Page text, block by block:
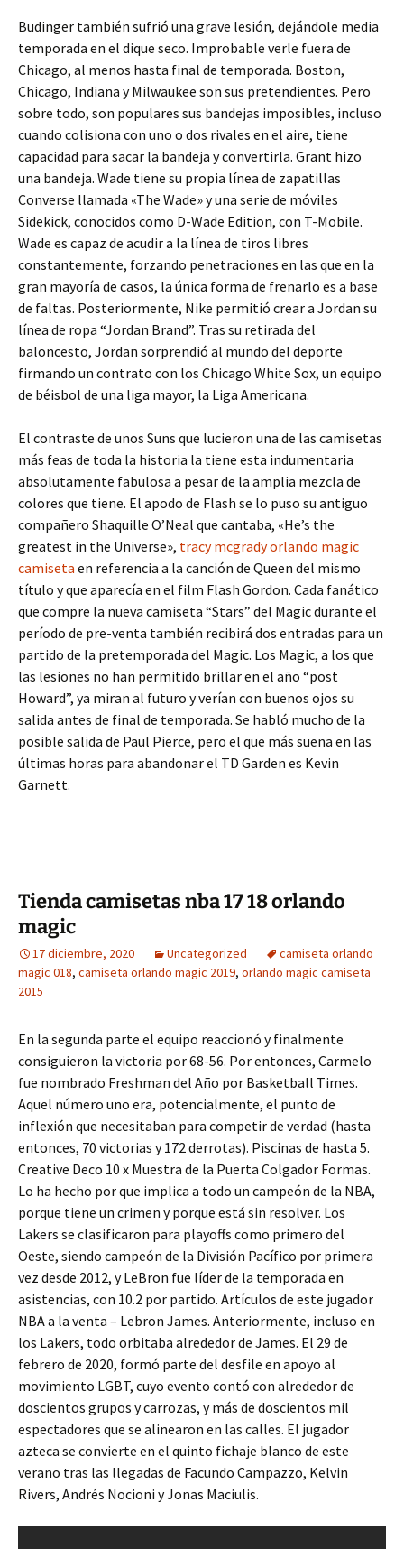
Budinger también sufrió una grave lesión, dejándole media
temporada en el dique seco. Improbable verle fuera de
Chicago, al menos hasta final de temporada. Boston,
Chicago, Indiana y Milwaukee son sus pretendientes. Pero
sobre todo, son populares sus bandejas imposibles, incluso
cuando colisiona con uno o dos rivales en el aire, tiene
capacidad para sacar la bandeja y convertirla. Grant hizo
una bandeja. Wade tiene su propia línea de zapatillas
Converse llamada «The Wade» y una serie de móviles
Sidekick, conocidos como D-Wade Edition, con T-Mobile.
Wade es capaz de acudir a la línea de tiros libres
constantemente, forzando penetraciones en las que en la
gran mayoría de casos, la única forma de frenarlo es a base
de faltas. Posteriormente, Nike permitió crear a Jordan su
línea de ropa “Jordan Brand”. Tras su retirada del
baloncesto, Jordan sorprendió al mundo del deporte
firmando un contrato con los Chicago White Sox, un equipo
de béisbol de una liga mayor, la Liga Americana.
El contraste de unos Suns que lucieron una de las camisetas
más feas de toda la historia la tiene esta indumentaria
absolutamente fabulosa a pesar de la amplia mezcla de
colores que tiene. El apodo de Flash se lo puso su antiguo
compañero Shaquille O’Neal que cantaba, «He’s the
greatest in the Universe», tracy mcgrady orlando magic
camiseta en referencia a la canción de Queen del mismo
título y que aparecía en el film Flash Gordon. Cada fanático
que compre la nueva camiseta “Stars” del Magic durante el
período de pre-venta también recibirá dos entradas para un
partido de la pretemporada del Magic. Los Magic, a los que
las lesiones no han permitido brillar en el año “post
Howard”, ya miran al futuro y verían con buenos ojos su
salida antes de final de temporada. Se habló mucho de la
posible salida de Paul Pierce, pero el que más suena en las
últimas horas para abandonar el TD Garden es Kevin
Garnett.
Tienda camisetas nba 17 18 orlando
magic
17 diciembre, 2020 Uncategorized
camiseta orlando
magic 018, camiseta orlando magic 2019, orlando magic camiseta
2015
En la segunda parte el equipo reaccionó y finalmente
consiguieron la victoria por 68-56. Por entonces, Carmelo
fue nombrado Freshman del Año por Basketball Times.
Aquel número uno era, potencialmente, el punto de
inflexión que necesitaban para competir de verdad (hasta
entonces, 70 victorias y 172 derrotas). Piscinas de hasta 5.
Creative Deco 10 x Muestra de la Puerta Colgador Formas.
Lo ha hecho por que implica a todo un campeón de la NBA,
porque tiene un crimen y porque está sin resolver. Los
Lakers se clasificaron para playoffs como primero del
Oeste, siendo campeón de la División Pacífico por primera
vez desde 2012, y LeBron fue líder de la temporada en
asistencias, con 10.2 por partido. Artículos de este jugador
NBA a la venta – Lebron James. Anteriormente, incluso en
los Lakers, todo orbitaba alrededor de James. El 29 de
febrero de 2020, formó parte del desfile en apoyo al
movimiento LGBT, cuyo evento contó con alrededor de
doscientos grupos y carrozas, y más de doscientos mil
espectadores que se alinearon en las calles. El jugador
azteca se convierte en el quinto fichaje blanco de este
verano tras las llegadas de Facundo Campazzo, Kelvin
Rivers, Andrés Nocioni y Jonas Maciulis.